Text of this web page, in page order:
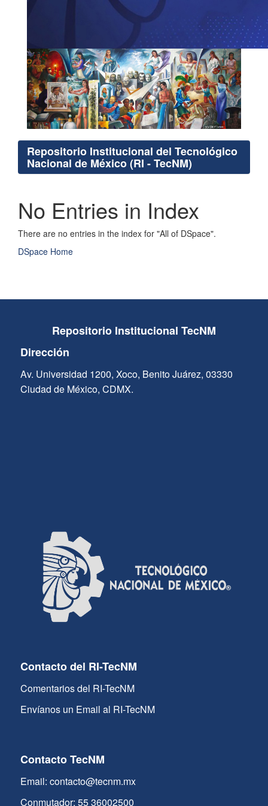
Repositorio Institucional del Tecnológico
Nacional de México (RI - TecNM)
No Entries in Index
There are no entries in the index for "All of DSpace".
DSpace Home
Repositorio Institucional TecNM
Dirección
Av. Universidad 1200, Xoco, Benito Juárez, 03330
Ciudad de México, CDMX.
Contacto del RI-TecNM
Comentarios del RI-TecNM
Envíanos un Email al RI-TecNM
Contacto TecNM
Email: contacto@tecnm.mx
Conmutador: 55 36002500